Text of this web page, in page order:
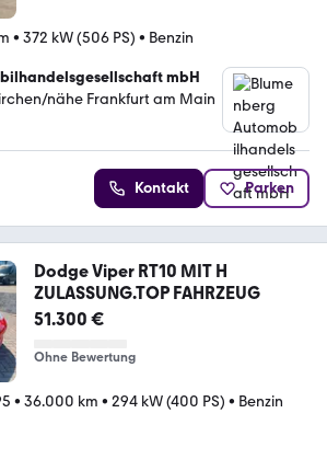
• 372 kW (506 PS) • Benzin
mbH
nähe Frankfurt am Main
Kontakt Parken
Dodge Viper RT10 MIT H
ZULASSUNG.TOP FAHRZEUG
51.300 €
Ohne Bewertung
• 36.000 km • 294 kW (400 PS) • Benzin